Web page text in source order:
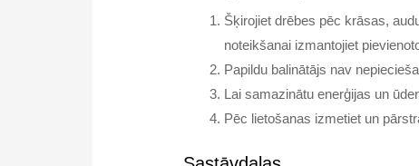
Šķirojiet drēbes pēc krāsas,
noteikšanai izmantojiet
Papildu balinātājs nav
Lai samazinātu enerģijas un
Pēc lietošanas izmetiet un